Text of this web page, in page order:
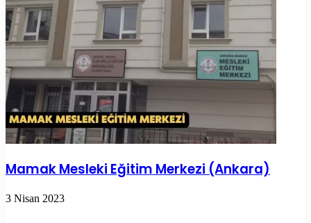
Mamak Mesleki Eğitim Merkezi (Ankara)
3 Nisan 2023